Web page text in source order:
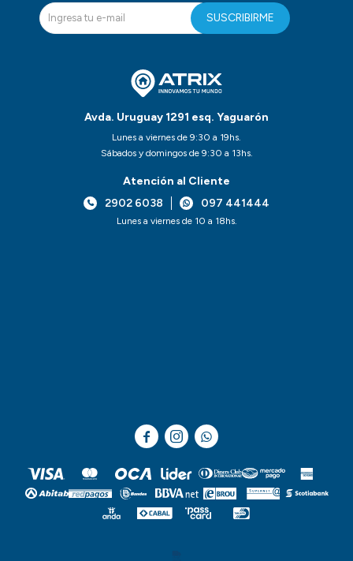
Avda. Uruguay 1291 esq. Yaguarón
Lunes a viernes de 9:30 a 19hs.
Sábados y domingos de 9:30 a 13hs.
Atención al Cliente
2902 6038
097 441444
Lunes a viernes de 10 a 18hs.
SUSCRIBIRME
  